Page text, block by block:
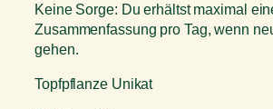
Keine Sorge: Du erhältst maximal
Zusammenfassung pro Tag, wenn
gehen.
Topfpflanze Unikat